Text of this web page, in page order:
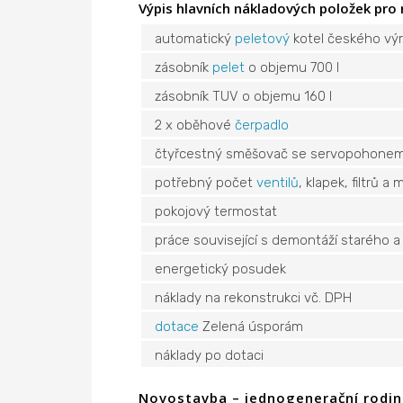
Výpis hlavních nákladových položek
automatický peletovýkotel českého
zásobník peleto objemu 700 l
zásobník TUV o objemu 160 l
2 x oběhové čerpadlo
čtyřcestný směšovač se
potřebný počet ventilů, klapek, filtrů a
pokojový termostat
práce související s demontáží starého
energetický posudek
náklady na rekonstrukci vč. DPH
dotace Zelená úsporám
náklady po dotaci
Novostavba – jednogenerační